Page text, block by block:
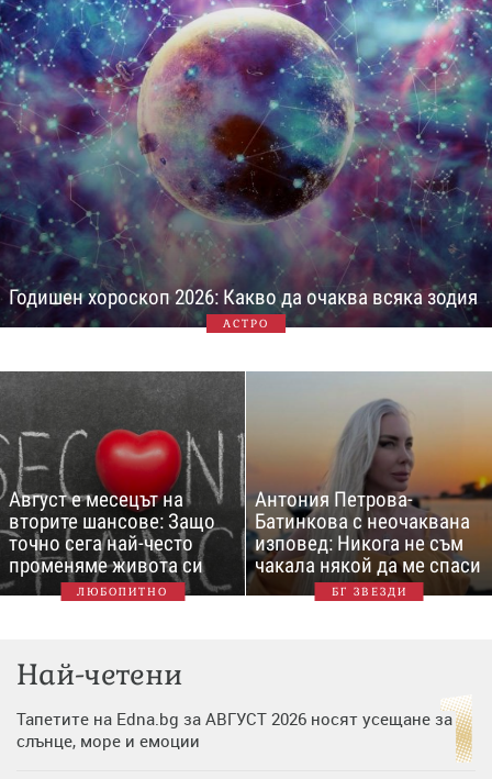
Годишен хороскоп 2026: Какво да очаква всяка зодия
АСТРО
Август е месецът на
вторите шансове: Защо
точно сега най-често
променяме живота си
ЛЮБОПИТНО
Антония Петрова-
Батинкова с неочаквана
изповед: Никога не съм
чакала някой да ме спаси
БГ ЗВЕЗДИ
Най-четени
Тапетите на Edna.bg за АВГУСТ 2026 носят усещане за
слънце, море и емоции